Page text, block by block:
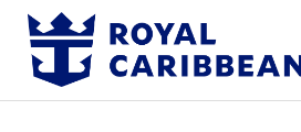
Destek Hattı